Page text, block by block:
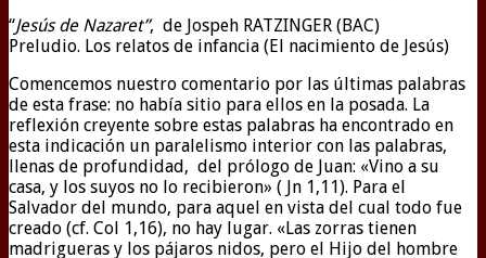
“Jesús de Nazaret”, de Jospeh RATZINGER (BAC)
Preludio. Los relatos de infancia (El nacimiento de Jesús)
Comencemos nuestro comentario por las últimas palabras
de esta frase: no había sitio para ellos en la posada. La
reflexión creyente sobre estas palabras ha encontrado en
esta indicación un paralelismo interior con las palabras,
llenas de profundidad, del prólogo de Juan: «Vino a su
casa, y los suyos no lo recibieron» ( Jn 1,11). Para el
Salvador del mundo, para aquel en vista del cual todo fue
creado (cf. Col 1,16), no hay lugar. «Las zorras tienen
madrigueras y los pájaros nidos, pero el Hijo del hombre